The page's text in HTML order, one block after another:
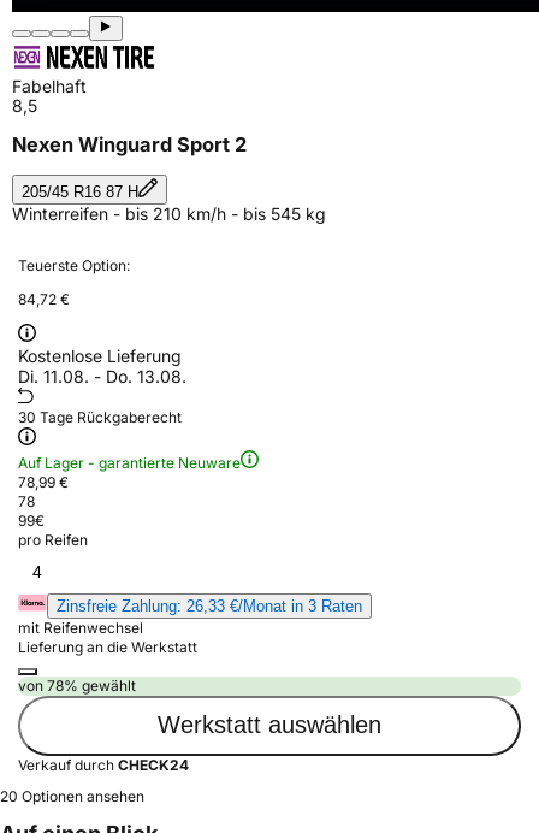
Fabelhaft
8,5
Nexen Winguard Sport 2
205/45 R16 87 H
Winterreifen - bis 210 km/h - bis 545 kg
Teuerste Option:
84,72 €
Kostenlose Lieferung
Di. 11.08. - Do. 13.08.
30 Tage Rückgaberecht
Auf Lager - garantierte Neuware
78,99 €
78
99€
pro Reifen
4
Zinsfreie Zahlung: 26,33 €/Monat in 3 Raten
mit Reifenwechsel
Lieferung an die Werkstatt
von 78% gewählt
Werkstatt auswählen
Verkauf durch CHECK24
20 Optionen ansehen